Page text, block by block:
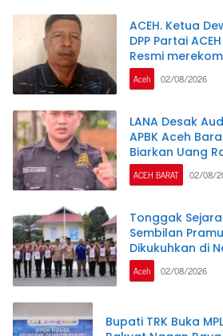
ACEH. Ketua
DPP Partai
Resmi
( WAN Malaya )
kabupaten
Aceh 02/08/2026
LANA Desak
APBK Aceh
Biarkan Uang
Terbuang
ACEH BARAT 02/08/
Tonggak
Sembilan
Dikukuhkan di
Aceh 02/08/2026
Bupati TRK Buka